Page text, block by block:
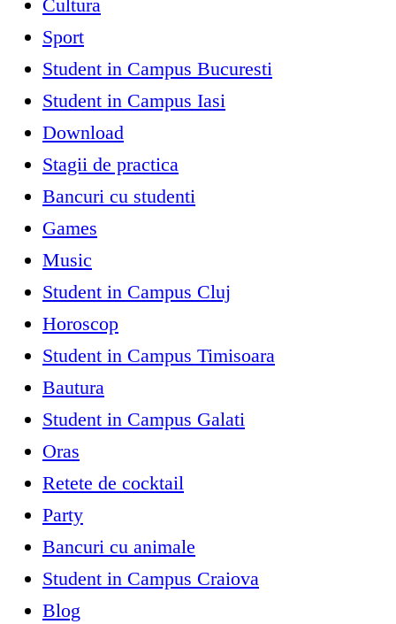
Cultura
Sport
Student in Campus Bucuresti
Student in Campus Iasi
Download
Stagii de practica
Bancuri cu studenti
Games
Music
Student in Campus Cluj
Horoscop
Student in Campus Timisoara
Bautura
Student in Campus Galati
Oras
Retete de cocktail
Party
Bancuri cu animale
Student in Campus Craiova
Blog